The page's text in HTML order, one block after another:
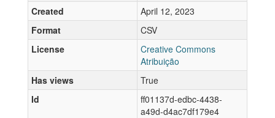
Created
April 12, 2023
Format
CSV
License
Creative Commons
Atribuição
Has views
True
Id
ff01137d-edbc-4438-
a49d-d4ac7df179e4